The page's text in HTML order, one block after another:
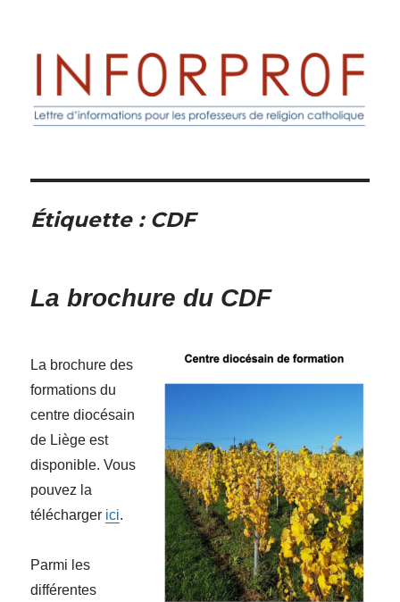
Inforprof
Étiquette : CDF
La brochure du CDF
La brochure des
formations du
centre diocésain
de Liège est
disponible. Vous
pouvez la
télécharger ici.
Parmi les
différentes